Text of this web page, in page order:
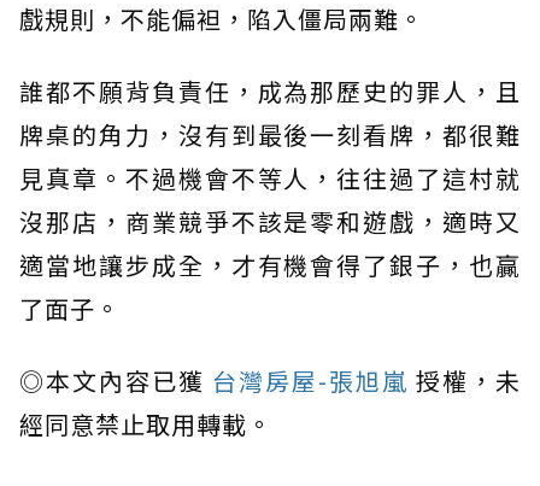
戲規則，不能偏袒，陷入僵局兩難。
誰都不願背負責任，成為那歷史的罪人，且
牌桌的角力，沒有到最後一刻看牌，都很難
見真章。不過機會不等人，往往過了這村就
沒那店，商業競爭不該是零和遊戲，適時又
適當地讓步成全，才有機會得了銀子，也贏
了面子。
◎本文內容已獲 台灣房屋-張旭嵐 授權，未
經同意禁止取用轉載。